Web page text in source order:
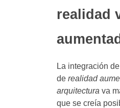
realidad
La integración
de realidad
arquitectura va
que se creía